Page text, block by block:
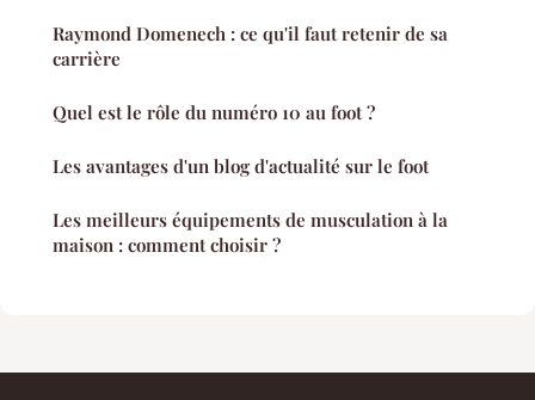
Raymond Domenech : ce qu'il faut retenir de sa
carrière
Quel est le rôle du numéro 10 au foot ?
Les avantages d'un blog d'actualité sur le foot
Les meilleurs équipements de musculation à la
maison : comment choisir ?